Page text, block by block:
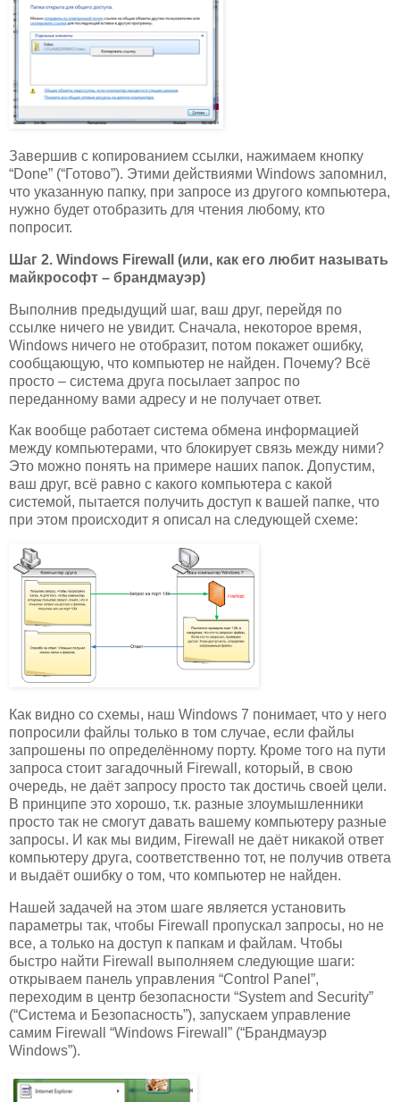
Завершив с копированием ссылки, нажимаем кнопку
“Done” (“Готово”). Этими действиями Windows запомнил,
что указанную папку, при запросе из другого компьютера,
нужно будет отобразить для чтения любому, кто
попросит.
Шаг 2. Windows Firewall (или, как его любит называть
майкрософт – брандмауэр)
Выполнив предыдущий шаг, ваш друг, перейдя по
ссылке ничего не увидит. Сначала, некоторое время,
Windows ничего не отобразит, потом покажет ошибку,
сообщающую, что компьютер не найден. Почему? Всё
просто – система друга посылает запрос по
переданному вами адресу и не получает ответ.
Как вообще работает система обмена информацией
между компьютерами, что блокирует связь между ними?
Это можно понять на примере наших папок. Допустим,
ваш друг, всё равно с какого компьютера с какой
системой, пытается получить доступ к вашей папке, что
при этом происходит я описал на следующей схеме:
Как видно со схемы, наш Windows 7 понимает, что у него
попросили файлы только в том случае, если файлы
запрошены по определённому порту. Кроме того на пути
запроса стоит загадочный Firewall, который, в свою
очередь, не даёт запросу просто так достичь своей цели.
В принципе это хорошо, т.к. разные злоумышленники
просто так не смогут давать вашему компьютеру разные
запросы. И как мы видим, Firewall не даёт никакой ответ
компьютеру друга, соответственно тот, не получив ответа
и выдаёт ошибку о том, что компьютер не найден.
Нашей задачей на этом шаге является установить
параметры так, чтобы Firewall пропускал запросы, но не
все, а только на доступ к папкам и файлам. Чтобы
быстро найти Firewall выполняем следующие шаги:
открываем панель управления “Control Panel”,
переходим в центр безопасности “System and Security”
(“Система и Безопасность”), запускаем управление
самим Firewall “Windows Firewall” (“Брандмауэр
Windows”).